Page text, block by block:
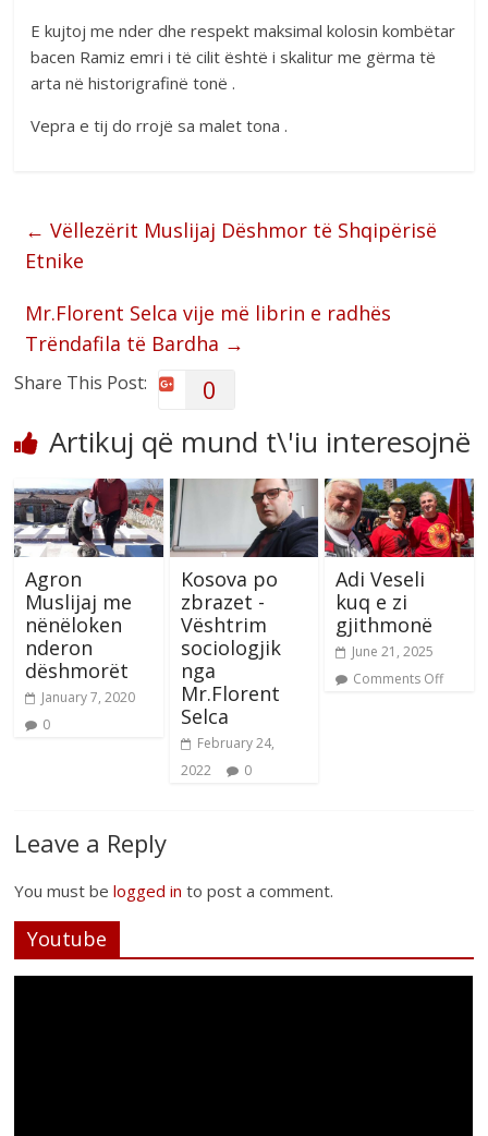
E kujtoj me nder dhe respekt maksimal kolosin kombëtar
bacen Ramiz emri i të cilit është i skalitur me gërma të
arta në historigrafinë tonë .
Vepra e tij do rrojë sa malet tona .
← Vëllezërit Muslijaj Dëshmor të Shqipërisë
Etnike
Mr.Florent Selca vije më librin e radhës
Trëndafila të Bardha →
Share This Post: 0
Artikuj që mund t\'iu interesojnë
Agron
Muslijaj me
nënëloken
nderon
dëshmorët
January 7, 2020
0
Kosova po
zbrazet -
Vështrim
sociologjik
nga
Mr.Florent
Selca
February 24,
2022
0
Adi Veseli
kuq e zi
gjithmonë
June 21, 2025
Comments Off
Leave a Reply
You must belogged in to post a comment.
Youtube